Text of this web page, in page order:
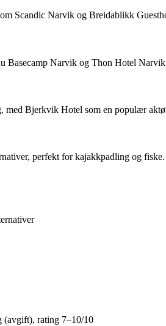
Scandic Narvik og Breidablikk
Narvik og Thon Hotel
med Bjerkvik Hotel som en populær
perfekt for kajakkpadling og fiske.
(avgift), rating 7–10/10